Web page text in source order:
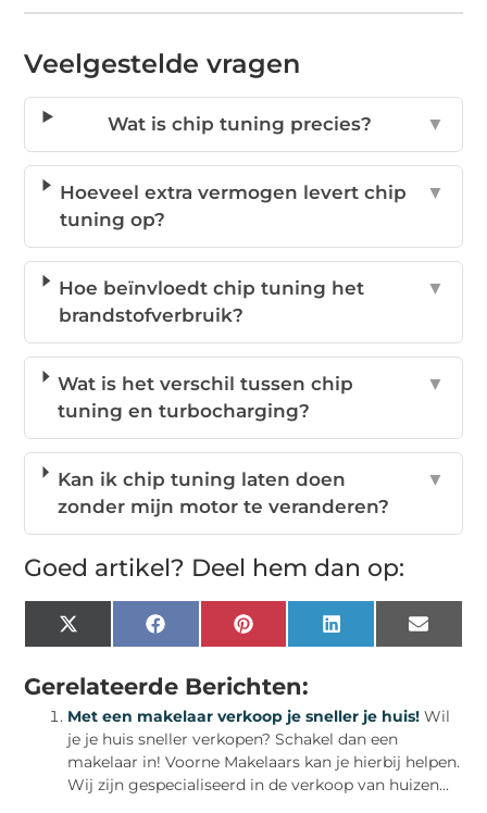
Veelgestelde vragen
Wat is chip tuning precies? ▼
Hoeveel extra vermogen levert chip
tuning op?
▼
Hoe beïnvloedt chip tuning het
brandstofverbruik?
▼
Wat is het verschil tussen chip
tuning en turbocharging?
▼
Kan ik chip tuning laten doen
zonder mijn motor te veranderen?
▼
Goed artikel? Deel hem dan op:
X
(Twitter)
FacebookPinterestLinkedInEmail
Gerelateerde Berichten:
Met een makelaar verkoop je sneller je huis! Wil
je je huis sneller verkopen? Schakel dan een
makelaar in! Voorne Makelaars kan je hierbij helpen.
Wij zijn gespecialiseerd in de verkoop van huizen...